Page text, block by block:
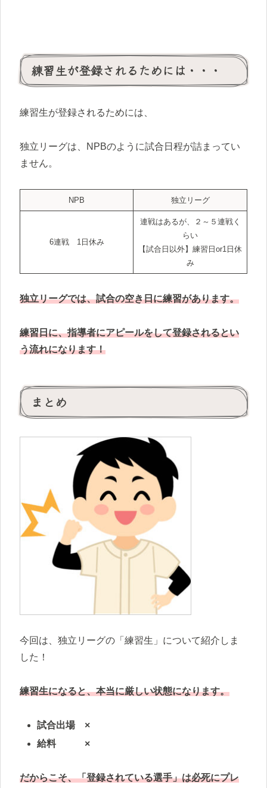
練習生が登録されるためには・・・
練習生が登録されるためには、
独立リーグは、NPBのように試合日程が詰まってい
ません。
NPB 独立リーグ
6連戦 1日休み
連戦はあるが、２～５連戦く
らい
【試合日以外】練習日or1日休
み
独立リーグでは、試合の空き日に練習があります。
練習日に、指導者にアピールをして登録されるとい
う流れになります！
まとめ
今回は、独立リーグの「練習生」について紹介しま
した！
練習生になると、本当に厳しい状態になります。
試合出場 ×
給料 ×
だからこそ、「登録されている選手」は必死にプレ